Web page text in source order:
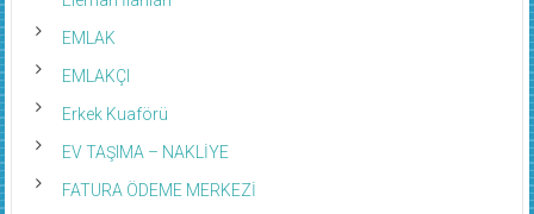
Eleman İlanları
EMLAK
EMLAKÇI
Erkek Kuaförü
EV TAŞIMA – NAKLİYE
FATURA ÖDEME MERKEZİ